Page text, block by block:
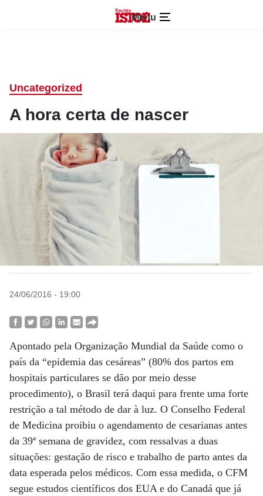
Menu
Uncategorized
A hora certa de nascer
24/06/2016 - 19:00
Apontado pela Organização Mundial da Saúde como o
país da “epidemia das cesáreas” (80% dos partos em
hospitais particulares se dão por meio desse
procedimento), o Brasil terá daqui para frente uma forte
restrição a tal método de dar à luz. O Conselho Federal
de Medicina proibiu o agendamento de cesarianas antes
da 39ª semana de gravidez, com ressalvas a duas
situações: gestação de risco e trabalho de parto antes da
data esperada pelos médicos. Com essa medida, o CFM
segue estudos científicos dos EUA e do Canadá que já